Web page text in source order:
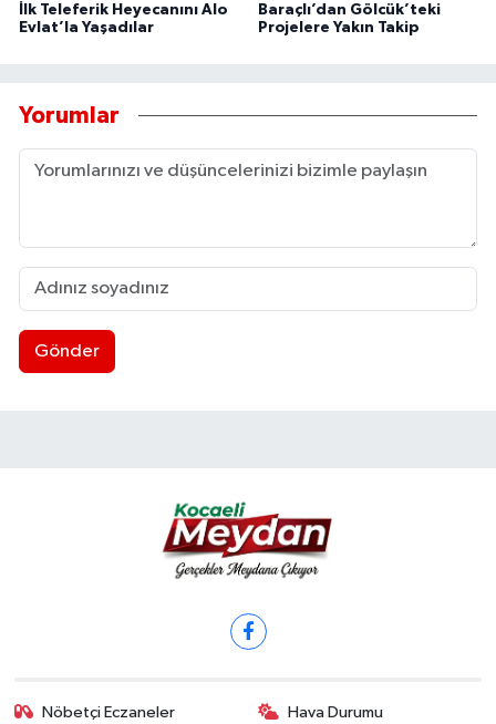
İlk Teleferik Heyecanını Alo
Evlat’la Yaşadılar
Baraçlı’dan Gölcük’teki
Projelere Yakın Takip
Yorumlar
Gönder
Nöbetçi Eczaneler Hava Durumu